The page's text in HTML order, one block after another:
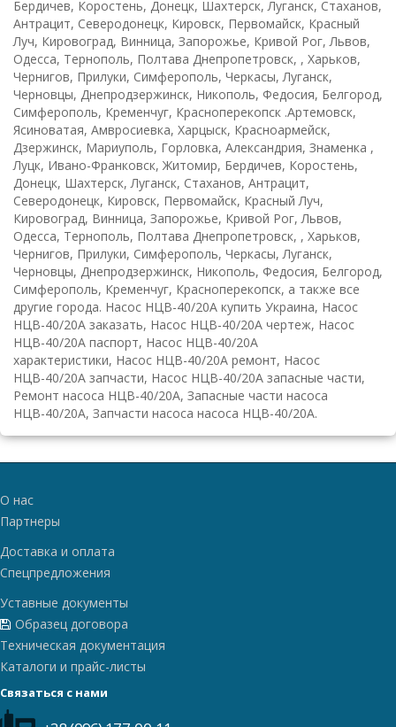
Бердичев, Коростень, Донецк, Шахтерск, Луганск, Стаханов,
Антрацит, Северодонецк, Кировск, Первомайск, Красный
Луч, Кировоград, Винница, Запорожье, Кривой Рог, Львов,
Одесса, Тернополь, Полтава Днепропетровск, , Харьков,
Чернигов, Прилуки, Симферополь, Черкасы, Луганск,
Черновцы, Днепродзержинск, Никополь, Федосия, Белгород,
Симферополь, Кременчуг, Красноперекопск .Артемовск,
Ясиноватая, Амвросиевка, Харцыск, Красноармейск,
Дзержинск, Мариуполь, Горловка, Александрия, Знаменка ,
Луцк, Ивано-Франковск, Житомир, Бердичев, Коростень,
Донецк, Шахтерск, Луганск, Стаханов, Антрацит,
Северодонецк, Кировск, Первомайск, Красный Луч,
Кировоград, Винница, Запорожье, Кривой Рог, Львов,
Одесса, Тернополь, Полтава Днепропетровск, , Харьков,
Чернигов, Прилуки, Симферополь, Черкасы, Луганск,
Черновцы, Днепродзержинск, Никополь, Федосия, Белгород,
Симферополь, Кременчуг, Красноперекопск, а также все
другие города. Насос НЦВ-40/20А купить Украина, Насос
НЦВ-40/20А заказать, Насос НЦВ-40/20А чертеж, Насос
НЦВ-40/20А паспорт, Насос НЦВ-40/20А
характеристики, Насос НЦВ-40/20А ремонт, Насос
НЦВ-40/20А запчасти, Насос НЦВ-40/20А запасные части,
Ремонт насоса НЦВ-40/20А, Запасные части насоса
НЦВ-40/20А, Запчасти насоса насоса НЦВ-40/20А.
О нас
Партнеры
Доставка и оплата
Спецпредложения
Уставные документы
Образец договора
Техническая документация
Каталоги и прайс-листы
Связаться с нами